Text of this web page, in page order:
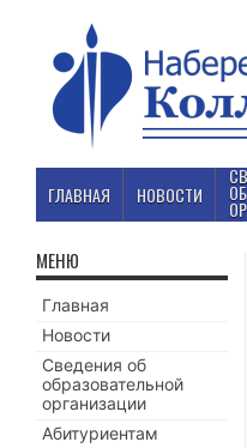
ГЛАВНАЯ НОВОСТИ
МЕНЮ
Главная
Новости
Сведения об
образовательной
организации
Абитуриентам